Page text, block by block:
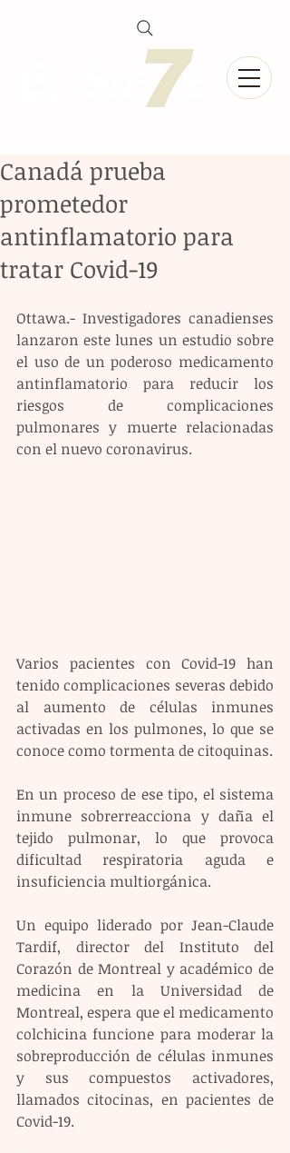
Canadá prueba
prometedor
antinflamatorio para
tratar Covid-19
Ottawa.- Investigadores canadienses
lanzaron este lunes un estudio sobre
el uso de un poderoso medicamento
antinflamatorio para reducir los
riesgos de complicaciones
pulmonares y muerte relacionadas
con el nuevo coronavirus.
Varios pacientes con Covid-19 han
tenido complicaciones severas debido
al aumento de células inmunes
activadas en los pulmones, lo que se
conoce como tormenta de citoquinas.
En un proceso de ese tipo, el sistema
inmune sobrerreacciona y daña el
tejido pulmonar, lo que provoca
dificultad respiratoria aguda e
insuficiencia multiorgánica.
Un equipo liderado por Jean-Claude
Tardif, director del Instituto del
Corazón de Montreal y académico de
medicina en la Universidad de
Montreal, espera que el medicamento
colchicina funcione para moderar la
sobreproducción de células inmunes
y sus compuestos activadores,
llamados citocinas, en pacientes de
Covid-19.